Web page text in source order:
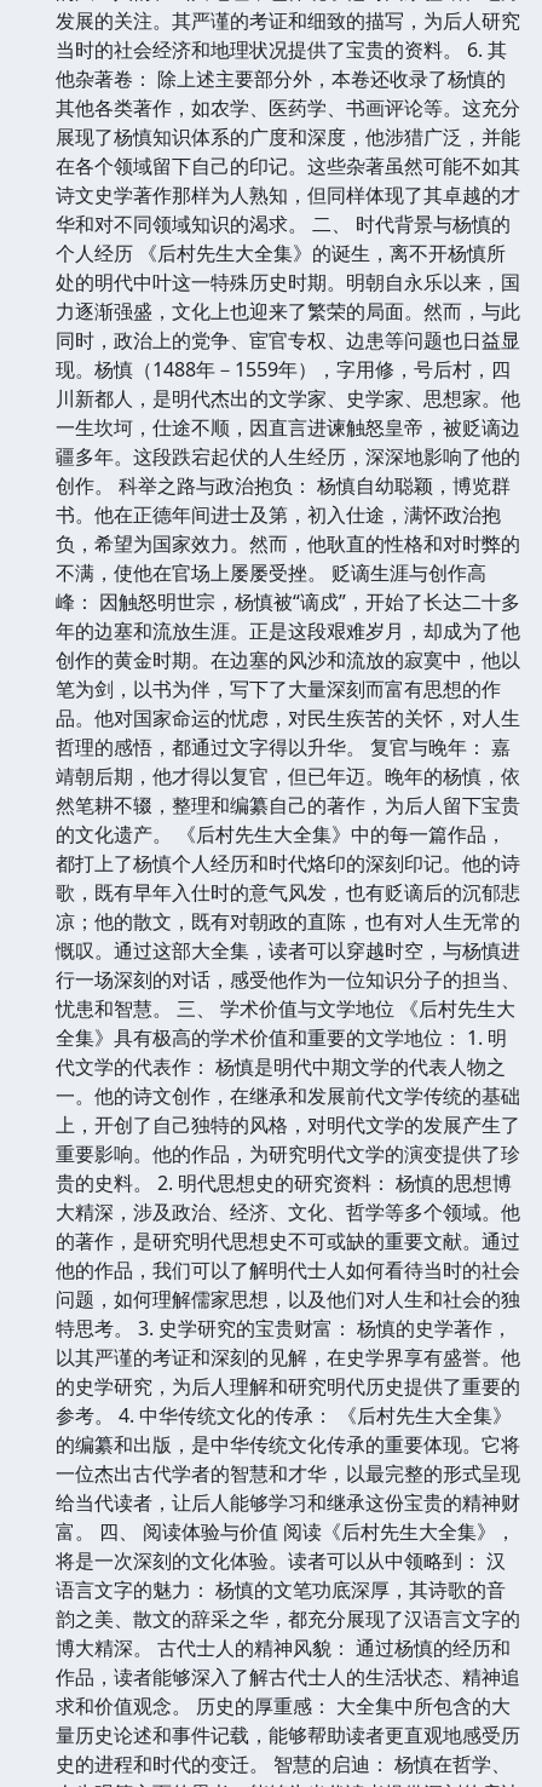
发展的关注。其严谨的考证和细致的描写，为后人研究
当时的社会经济和地理状况提供了宝贵的资料。 6. 其
他杂著卷： 除上述主要部分外，本卷还收录了杨慎的
其他各类著作，如农学、医药学、书画评论等。这充分
展现了杨慎知识体系的广度和深度，他涉猎广泛，并能
在各个领域留下自己的印记。这些杂著虽然可能不如其
诗文史学著作那样为人熟知，但同样体现了其卓越的才
华和对不同领域知识的渴求。 二、 时代背景与杨慎的
个人经历 《后村先生大全集》的诞生，离不开杨慎所
处的明代中叶这一特殊历史时期。明朝自永乐以来，国
力逐渐强盛，文化上也迎来了繁荣的局面。然而，与此
同时，政治上的党争、宦官专权、边患等问题也日益显
现。杨慎（1488年－1559年），字用修，号后村，四
川新都人，是明代杰出的文学家、史学家、思想家。他
一生坎坷，仕途不顺，因直言进谏触怒皇帝，被贬谪边
疆多年。这段跌宕起伏的人生经历，深深地影响了他的
创作。 科举之路与政治抱负： 杨慎自幼聪颖，博览群
书。他在正德年间进士及第，初入仕途，满怀政治抱
负，希望为国家效力。然而，他耿直的性格和对时弊的
不满，使他在官场上屡屡受挫。 贬谪生涯与创作高
峰： 因触怒明世宗，杨慎被“谪戍”，开始了长达二十多
年的边塞和流放生涯。正是这段艰难岁月，却成为了他
创作的黄金时期。在边塞的风沙和流放的寂寞中，他以
笔为剑，以书为伴，写下了大量深刻而富有思想的作
品。他对国家命运的忧虑，对民生疾苦的关怀，对人生
哲理的感悟，都通过文字得以升华。 复官与晚年： 嘉
靖朝后期，他才得以复官，但已年迈。晚年的杨慎，依
然笔耕不辍，整理和编纂自己的著作，为后人留下宝贵
的文化遗产。 《后村先生大全集》中的每一篇作品，
都打上了杨慎个人经历和时代烙印的深刻印记。他的诗
歌，既有早年入仕时的意气风发，也有贬谪后的沉郁悲
凉；他的散文，既有对朝政的直陈，也有对人生无常的
慨叹。通过这部大全集，读者可以穿越时空，与杨慎进
行一场深刻的对话，感受他作为一位知识分子的担当、
忧患和智慧。 三、 学术价值与文学地位 《后村先生大
全集》具有极高的学术价值和重要的文学地位： 1. 明
代文学的代表作： 杨慎是明代中期文学的代表人物之
一。他的诗文创作，在继承和发展前代文学传统的基础
上，开创了自己独特的风格，对明代文学的发展产生了
重要影响。他的作品，为研究明代文学的演变提供了珍
贵的史料。 2. 明代思想史的研究资料： 杨慎的思想博
大精深，涉及政治、经济、文化、哲学等多个领域。他
的著作，是研究明代思想史不可或缺的重要文献。通过
他的作品，我们可以了解明代士人如何看待当时的社会
问题，如何理解儒家思想，以及他们对人生和社会的独
特思考。 3. 史学研究的宝贵财富： 杨慎的史学著作，
以其严谨的考证和深刻的见解，在史学界享有盛誉。他
的史学研究，为后人理解和研究明代历史提供了重要的
参考。 4. 中华传统文化的传承： 《后村先生大全集》
的编纂和出版，是中华传统文化传承的重要体现。它将
一位杰出古代学者的智慧和才华，以最完整的形式呈现
给当代读者，让后人能够学习和继承这份宝贵的精神财
富。 四、 阅读体验与价值 阅读《后村先生大全集》，
将是一次深刻的文化体验。读者可以从中领略到： 汉
语言文字的魅力： 杨慎的文笔功底深厚，其诗歌的音
韵之美、散文的辞采之华，都充分展现了汉语言文字的
博大精深。 古代士人的精神风貌： 通过杨慎的经历和
作品，读者能够深入了解古代士人的生活状态、精神追
求和价值观念。 历史的厚重感： 大全集中所包含的大
量历史论述和事件记载，能够帮助读者更直观地感受历
史的进程和时代的变迁。 智慧的启迪： 杨慎在哲学、